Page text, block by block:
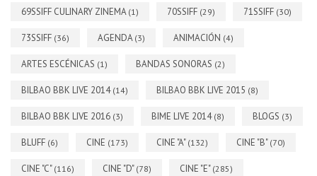
69SSIFF CULINARY ZINEMA (1) 70SSIFF (29) 71SSIFF (30)
73SSIFF (36) AGENDA (3) ANIMACIÓN (4)
ARTES ESCÉNICAS (1) BANDAS SONORAS (2)
BILBAO BBK LIVE 2014 (14) BILBAO BBK LIVE 2015 (8)
BILBAO BBK LIVE 2016 (3) BIME LIVE 2014 (8) BLOGS (3)
BLUFF (6) CINE (173) CINE "A" (132) CINE "B" (70)
CINE "C" (116) CINE "D" (78) CINE "E" (285)